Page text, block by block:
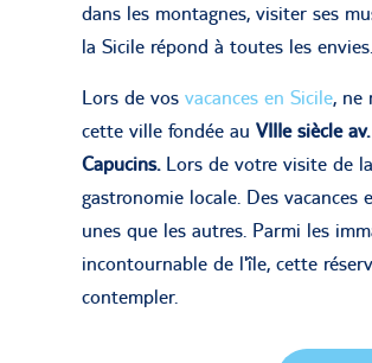
dans les montagnes, visiter ses
la Sicile répond à toutes les envies.
Lors de vos vacances en Sicile, ne
cette ville fondée au VIIIe siècle
Capucins.Lors de votre visite de
gastronomie locale. Des
unes que les autres. Parmi les
incontournable de l'île, cette
contempler.